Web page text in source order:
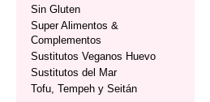
Sin Gluten
Super Alimentos &
Complementos
Sustitutos Veganos Huevo
Sustitutos del Mar
Tofu, Tempeh y Seitán